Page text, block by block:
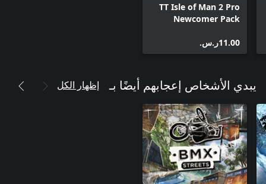
TT Isle of Man 2 Pro
Newcomer Pack
‪ر.س.‏‎11.00‬
يبدي الأشخاص إعجابهم أيضًا بـ إظهار الكل